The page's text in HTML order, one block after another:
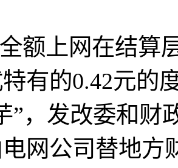
上网在结算层
有的0.42元的
”，发改委和财
网公司替地方